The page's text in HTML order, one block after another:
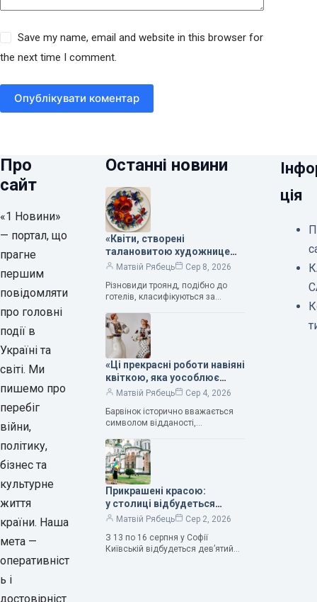
Save my name, email and website in this browser for
the next time I comment.
Опублікувати коментар
Про
сайт
«1 Новини»
— портал, що
прагне
першим
повідомляти
про головні
події в
Україні та
світі. Ми
пишемо про
перебіг
війни,
політику,
бізнес та
культурне
життя
країни. Наша
мета —
оперативніст
ь і
достовірніст
Останні новини
«Квіти, створені
талановитою художницею
Валентиною Трегубовою,
— колекціонерка Людмила
Карпінська-Романюк
Матвій Рябець
Сер 8, 2026
Різновиди троянд, подібно до
готелів, класифікуються за
класифікації квітів їх лише чотири.
Критерії оцінки включають
розмір…
«Ці прекрасні роботи навіяні
квіткою, яка уособлює
нескінченне кохання», —
Людмила Карпінська-
Романюк
Матвій Рябець
Сер 4, 2026
Барвінок історично вважається
символом відданості,
та тривалого подружнього союзу.
Саме тому ця рослина надихала і
продовжує надихати митців на
Прикрашені красою:
у столиці відбудеться
дев’ятий фестиваль
Матвій Рябець
Сер 2, 2026
З 13 по 16 серпня у Софії
Київській відбудеться дев’ятий
ція